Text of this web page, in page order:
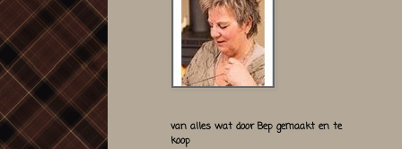
van alles wat door Bep gemaakt en te
koop